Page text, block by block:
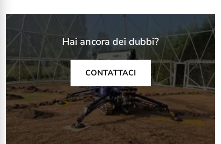
Hai ancora dei dubbi?
CONTATTACI